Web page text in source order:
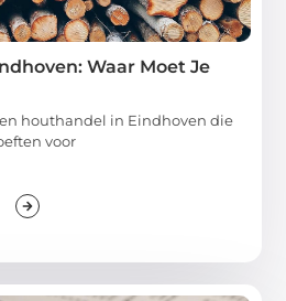
Waar Moet Je
houthandel in Eindhoven die
voor